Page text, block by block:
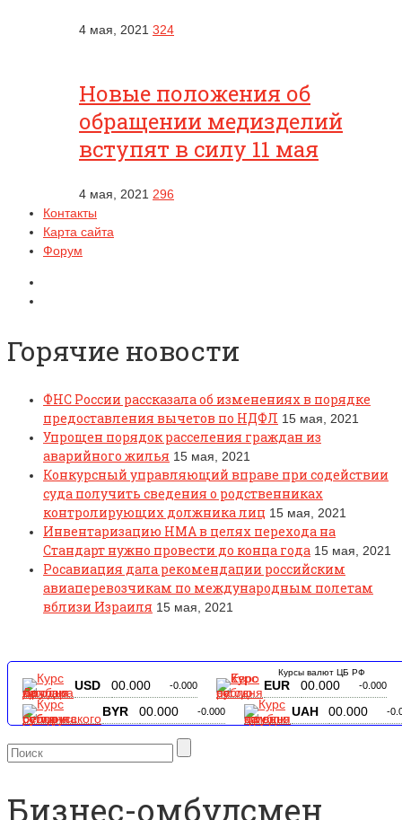
4 мая, 2021 324
Новые положения об
обращении медизделий
вступят в силу 11 мая
4 мая, 2021 296
Контакты
Карта сайта
Форум
Горячие новости
ФНС России рассказала об изменениях в порядке
предоставления вычетов по НДФЛ 15 мая, 2021
Упрощен порядок расселения граждан из
аварийного жилья 15 мая, 2021
Конкурсный управляющий вправе при содействии
суда получить сведения о родственниках
контролирующих должника лиц 15 мая, 2021
Инвентаризацию НМА в целях перехода на
Стандарт нужно провести до конца года 15 мая, 2021
Росавиация дала рекомендации российским
авиаперевозчикам по международным полетам
вблизи Израиля 15 мая, 2021
Курсы валют ЦБ РФ
USD 00.000 -0.000 EUR 00.000 -0.000
BYR 00.000 -0.000 UAH 00.000 -
Бизнес-омбудсмен